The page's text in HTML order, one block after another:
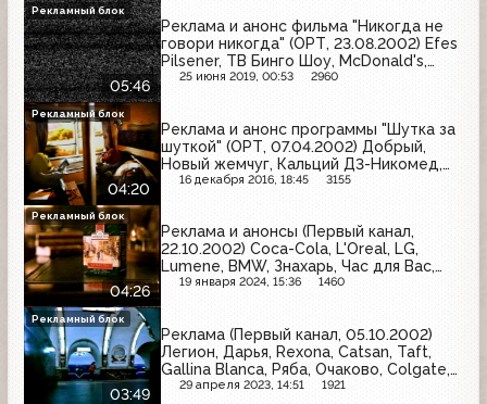
05:46
Реклама и анонс фильма "Никогда не
говори никогда" (ОРТ, 23.08.2002) Efes
Pilsener, ТВ Бинго Шоу, McDonald's,
Blend-a-med, Причуда, Би+ GSM, Пиво
25 июня 2019, 00:53 2960
Рекламный блок
04:20
Реклама и анонс программы "Шутка за
шуткой" (ОРТ, 07.04.2002) Добрый,
Новый жемчуг, Кальций Д3-Никомед,
Рыжий Ап, Mynthon, M&M's, Ace
16 декабря 2016, 18:45 3155
Рекламный блок
04:26
Реклама и анонсы (Первый канал,
22.10.2002) Coca-Cola, L'Oreal, LG,
Lumene, BMW, Знахарь, Час для Вас,
Моя семья, Ahmad Tea, Vichy, Золотой
19 января 2024, 15:36 1460
Рекламный блок
03:49
Реклама (Первый канал, 05.10.2002)
Легион, Дарья, Rexona, Catsan, Taft,
Gallina Blanca, Ряба, Очаково, Colgate,
Царь-батюшка, Mars, Efes Pilsener
29 апреля 2023, 14:51 1921
Рекламный блок